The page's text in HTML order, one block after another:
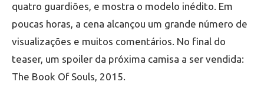
quatro guardiões, e mostra o modelo inédito. Em
poucas horas, a cena alcançou um grande número de
visualizações e muitos comentários. No final do
teaser, um spoiler da próxima camisa a ser vendida:
The Book Of Souls, 2015.